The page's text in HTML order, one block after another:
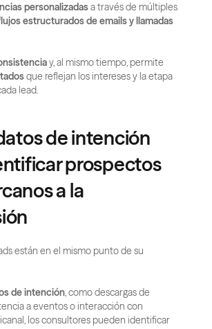
personalizadas a través de múltiples
estructurados de emails y llamadas
que reflejan los intereses y la etapa
lead.
de intención
prospectos
a la
están en el mismo punto de su
de intención, como descargas de
a eventos o interacción con
los consultores pueden identificar